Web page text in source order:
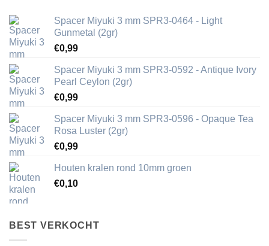
Spacer Miyuki 3 mm SPR3-0464 - Light
Gunmetal (2gr)
€0,99
Spacer Miyuki 3 mm SPR3-0592 - Antique Ivory
Pearl Ceylon (2gr)
€0,99
Spacer Miyuki 3 mm SPR3-0596 - Opaque Tea
Rosa Luster (2gr)
€0,99
Houten kralen rond 10mm groen
€0,10
BEST VERKOCHT